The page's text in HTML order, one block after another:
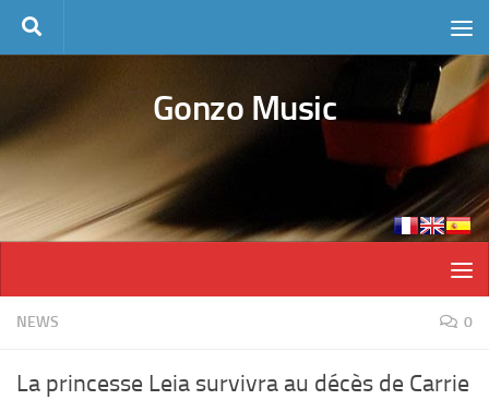
Skip to content
Gonzo Music
NEWS 0
La princesse Leia survivra au décès de Carrie